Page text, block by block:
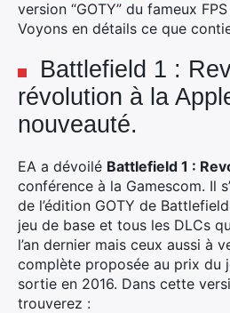
version “GOTY” du fameux
Voyons en détails ce que
Battlefield 1 :
révolution à la
nouveauté.
EA a dévoilé Battlefield 1 :
conférence à la Gamescom. Il
de l’édition GOTY de
jeu de base et tous les DLCs
l’an dernier mais ceux aussi à
complète proposée au prix du
sortie en 2016. Dans cette
trouverez :